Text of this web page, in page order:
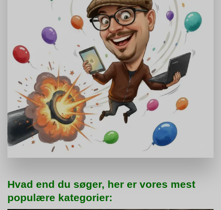
Hvad end du søger, her er vores mest
populære kategorier: